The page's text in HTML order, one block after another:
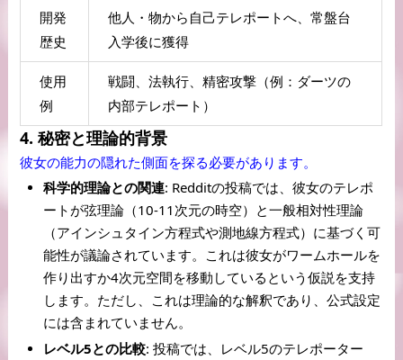
開発
歴史
他人・物から自己テレポートへ、常盤台
入学後に獲得
使用
例
戦闘、法執行、精密攻撃（例：ダーツの
内部テレポート）
4. 秘密と理論的背景
彼女の能力の隠れた側面を探る必要があります。
科学的理論との関連: Redditの投稿では、彼女のテレポ
ートが弦理論（10-11次元の時空）と一般相対性理論
（アインシュタイン方程式や測地線方程式）に基づく可
能性が議論されています。これは彼女がワームホールを
作り出すか4次元空間を移動しているという仮説を支持
します。ただし、これは理論的な解釈であり、公式設定
には含まれていません。
レベル5との比較: 投稿では、レベル5のテレポーター